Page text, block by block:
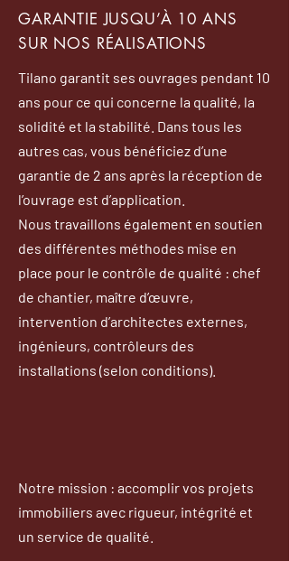
GARANTIE JUSQU’À 10 ANS
SUR NOS RÉALISATIONS
Tilano garantit ses ouvrages pendant 10
ans pour ce qui concerne la qualité, la
solidité et la stabilité. Dans tous les
autres cas, vous bénéficiez d’une
garantie de 2 ans après la réception de
l’ouvrage est d’application.
Nous travaillons également en soutien
des différentes méthodes mise en
place pour le contrôle de qualité : chef
de chantier, maître d’œuvre,
intervention d’architectes externes,
ingénieurs, contrôleurs des
installations (selon conditions).
Notre mission : accomplir vos projets
immobiliers avec rigueur, intégrité et
un service de qualité.